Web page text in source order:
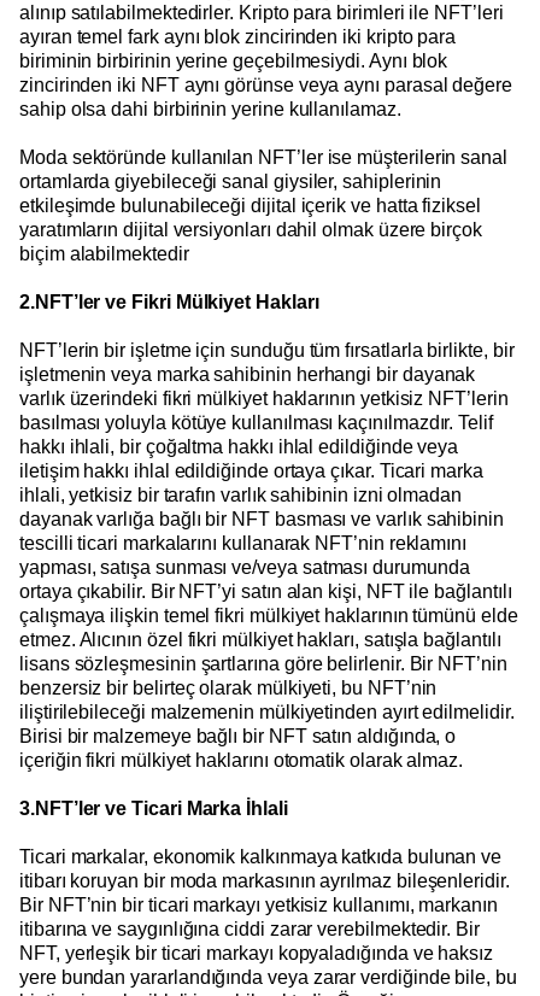
alınıp satılabilmektedirler. Kripto para birimleri ile NFT’leri
ayıran temel fark aynı blok zincirinden iki kripto para
biriminin birbirinin yerine geçebilmesiydi. Aynı blok
zincirinden iki NFT aynı görünse veya aynı parasal değere
sahip olsa dahi birbirinin yerine kullanılamaz.
Moda sektöründe kullanılan NFT’ler ise müşterilerin sanal
ortamlarda giyebileceği sanal giysiler, sahiplerinin
etkileşimde bulunabileceği dijital içerik ve hatta fiziksel
yaratımların dijital versiyonları dahil olmak üzere birçok
biçim alabilmektedir
2.NFT’ler ve Fikri Mülkiyet Hakları
NFT’lerin bir işletme için sunduğu tüm fırsatlarla birlikte, bir
işletmenin veya marka sahibinin herhangi bir dayanak
varlık üzerindeki fikri mülkiyet haklarının yetkisiz NFT’lerin
basılması yoluyla kötüye kullanılması kaçınılmazdır. Telif
hakkı ihlali, bir çoğaltma hakkı ihlal edildiğinde veya
iletişim hakkı ihlal edildiğinde ortaya çıkar. Ticari marka
ihlali, yetkisiz bir tarafın varlık sahibinin izni olmadan
dayanak varlığa bağlı bir NFT basması ve varlık sahibinin
tescilli ticari markalarını kullanarak NFT’nin reklamını
yapması, satışa sunması ve/veya satması durumunda
ortaya çıkabilir. Bir NFT’yi satın alan kişi, NFT ile bağlantılı
çalışmaya ilişkin temel fikri mülkiyet haklarının tümünü elde
etmez. Alıcının özel fikri mülkiyet hakları, satışla bağlantılı
lisans sözleşmesinin şartlarına göre belirlenir. Bir NFT’nin
benzersiz bir belirteç olarak mülkiyeti, bu NFT’nin
iliştirilebileceği malzemenin mülkiyetinden ayırt edilmelidir.
Birisi bir malzemeye bağlı bir NFT satın aldığında, o
içeriğin fikri mülkiyet haklarını otomatik olarak almaz.
3.NFT’ler ve Ticari Marka İhlali
Ticari markalar, ekonomik kalkınmaya katkıda bulunan ve
itibarı koruyan bir moda markasının ayrılmaz bileşenleridir.
Bir NFT’nin bir ticari markayı yetkisiz kullanımı, markanın
itibarına ve saygınlığına ciddi zarar verebilmektedir. Bir
NFT, yerleşik bir ticari markayı kopyaladığında ve haksız
yere bundan yararlandığında veya zarar verdiğinde bile, bu